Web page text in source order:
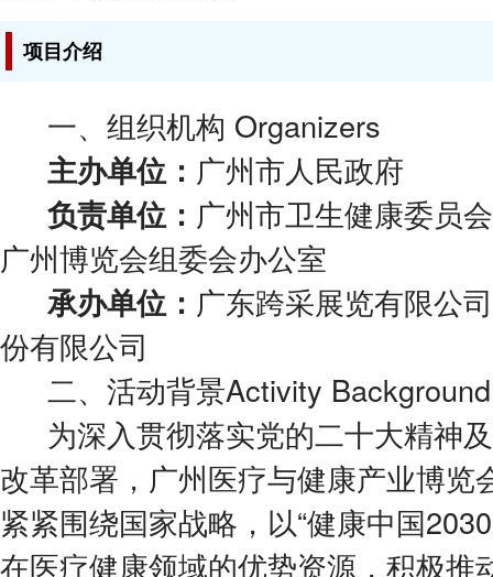
项目介绍
一、组织机构 Organizers
主办单位： 广州市人民政府
负责单位： 广州市卫生健康委员
广州博览会组委会办公室
承办单位： 广东跨采展览有限公
份有限公司
二、活动背景Activity Background
为深入贯彻落实党的二十大精神
改革部署，广州医疗与健康产业博览
紧紧围绕国家战略，以“健康中国
在医疗健康领域的优势资源，积极推